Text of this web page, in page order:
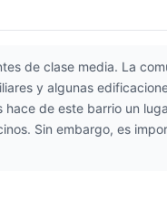
de clase media. La
y algunas
de este barrio un
Sin embargo, es